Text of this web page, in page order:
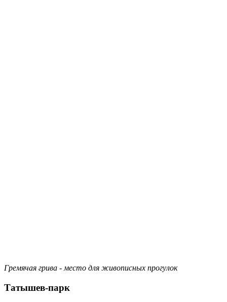
Гремячая грива - место для живописных прогулок
Татышев-парк